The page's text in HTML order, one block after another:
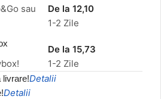
sau
1-2 Zile
De la 12,10
1-2 Zile
De la 15,73
livrare!Detalii
Detalii